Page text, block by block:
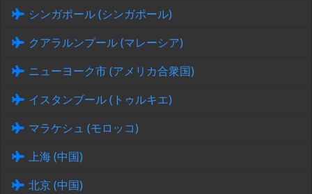
シンガポール (シンガポール)
クアラルンプール (マレーシア)
ニューヨーク市 (アメリカ合衆国)
イスタンブール (トゥルキエ)
マラケシュ (モロッコ)
上海 (中国)
北京 (中国)